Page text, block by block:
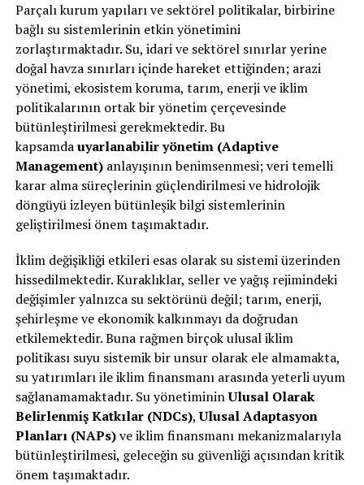
Parçalı kurum yapıları ve sektörel politikalar, birbirine
bağlı su sistemlerinin etkin yönetimini
zorlaştırmaktadır. Su, idari ve sektörel sınırlar yerine
doğal havza sınırları içinde hareket ettiğinden; arazi
yönetimi, ekosistem koruma, tarım, enerji ve iklim
politikalarının ortak bir yönetim çerçevesinde
bütünleştirilmesi gerekmektedir. Bu
kapsamdauyarlanabilir yönetim (Adaptive
Management)anlayışının benimsenmesi; veri temelli
karar alma süreçlerinin güçlendirilmesi ve hidrolojik
döngüyü izleyen bütünleşik bilgi sistemlerinin
geliştirilmesi önem taşımaktadır.
İklim değişikliği etkileri esas olarak su sistemi üzerinden
hissedilmektedir. Kuraklıklar, seller ve yağış rejimindeki
değişimler yalnızca su sektörünü değil; tarım, enerji,
şehirleşme ve ekonomik kalkınmayı da doğrudan
etkilemektedir. Buna rağmen birçok ulusal iklim
politikası suyu sistemik bir unsur olarak ele almamakta,
su yatırımları ile iklim finansmanı arasında yeterli uyum
sağlanamamaktadır. Su yönetimininUlusal Olarak
Belirlenmiş Katkılar (NDCs),Ulusal Adaptasyon
Planları (NAPs)ve iklim finansmanı mekanizmalarıyla
bütünleştirilmesi, geleceğin su güvenliği açısından kritik
önem taşımaktadır.